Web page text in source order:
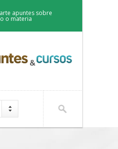
apuntes sobre
o materia